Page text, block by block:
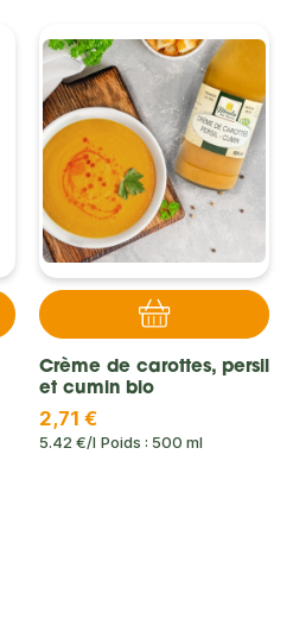
Crème de carottes, persil
et cumin bio
2,71 €
5.42 €/l Poids : 500 ml